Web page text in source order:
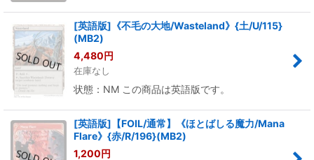
[英語版]《不毛の大地/Wasteland》{土/U/115}
(MB2)
4,480円
在庫なし
状態：NM この商品は英語版です。
[英語版]【FOIL/通常】《ほとばしる魔力/Mana
Flare》{赤/R/196}(MB2)
1,200円